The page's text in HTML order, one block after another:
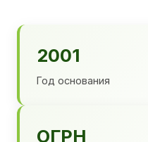
2001
Год основания
ОГРН